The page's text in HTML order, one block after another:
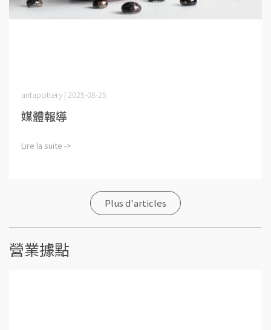
antapottery | 2025-08-25
媒體報導
Lire la suite ->
Plus d'articles
營業據點